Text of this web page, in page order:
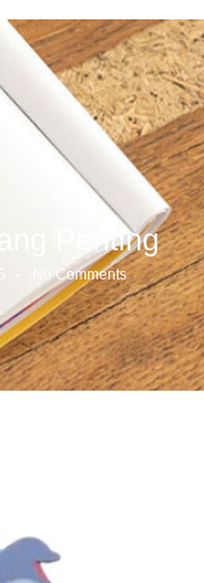
Penting
No Comments